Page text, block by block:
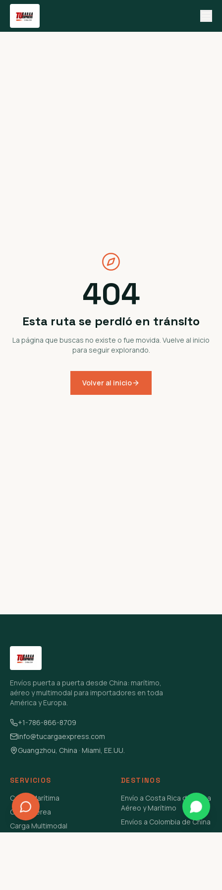
404
Esta ruta se perdió en tránsito
La página que buscas no existe o fue movida. Vuelve al inicio
para seguir explorando.
Volver al inicio
Envíos puerta a puerta desde China: marítimo,
aéreo y multimodal para importadores en toda
América y Europa.
+1-786-866-8709
info@tucargaexpress.com
Guangzhou, China · Miami, EE.UU.
SERVICIOS
Carga Marítima
Carga Aérea
Carga Multimodal
DESTINOS
Envío a Costa Rica de China
Aéreo y Marítimo
Envíos a Colombia de China